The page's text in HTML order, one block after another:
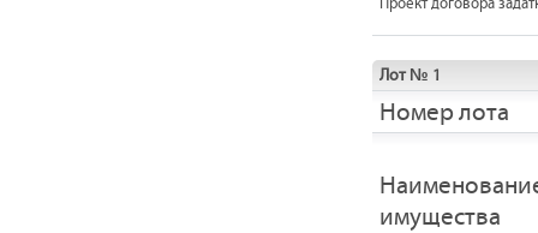
Лот № 1
Номер лота
имущества